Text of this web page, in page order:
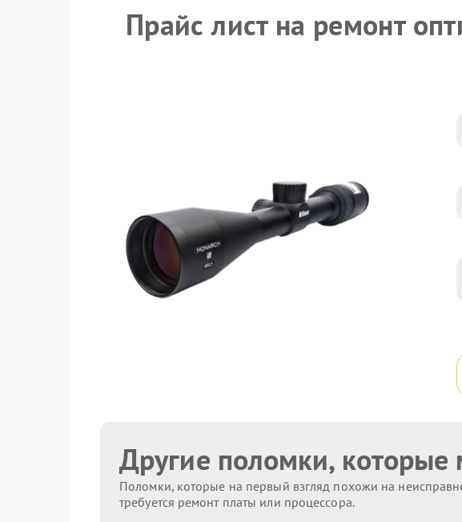
Прайс лист на ремонт
Другие поломки, которые
Поломки, которые на первый взгляд похожи на
требуется ремонт платы или процессора.